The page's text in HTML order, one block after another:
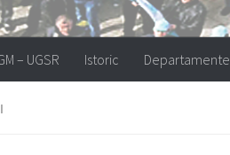
– UGSR Istoric Departamente